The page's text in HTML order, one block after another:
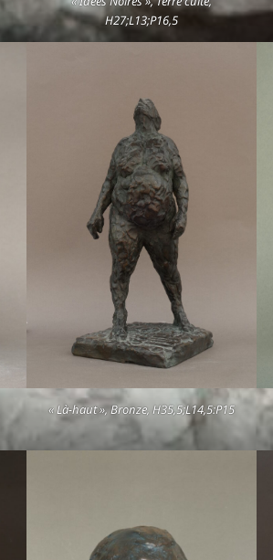
H27;L13;P16,5
« Là-haut », Bronze, H35,5;L14,5:P15